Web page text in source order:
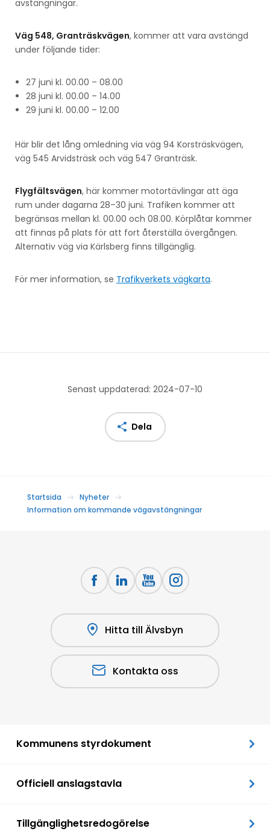
avstängningar.
Väg 548, Granträskvägen, kommer att vara avstängd
under följande tider:
27 juni kl. 00.00 – 08.00
28 juni kl. 00.00 – 14.00
29 juni kl. 00.00 – 12.00
Här blir det lång omledning via väg 94 Korsträskvägen,
väg 545 Arvidsträsk och väg 547 Granträsk.
Flygfältsvägen, här kommer motortävlingar att äga
rum under dagarna 28–30 juni. Trafiken kommer att
begränsas mellan kl. 00.00 och 08.00. Körplåtar kommer
att finnas på plats för att fort återställa övergången.
Alternativ väg via Kärlsberg finns tillgänglig.
För mer information, se Trafikverkets vägkarta.
Senast uppdaterad: 2024-07-10
Dela
Startsida
Nyheter
Information om kommande vägavstängningar
Hitta till Älvsbyn
Kontakta oss
Kommunens styrdokument
Officiell anslagstavla
Tillgänglighetsredogörelse